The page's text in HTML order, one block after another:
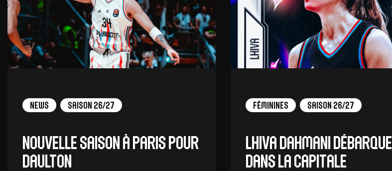
News Saison 26/27
Nouvelle saison à Paris pour
Daulton
Féminines Saison 26/27
Lhiva Dahmani débarque
dans la capitale